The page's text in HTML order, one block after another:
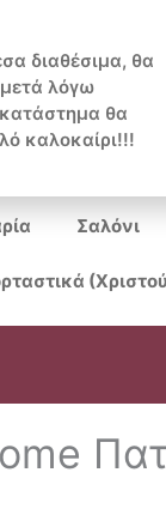
Σαλόνι
διαθέσιμα, θα
λόγω
θα
καλοκαίρι!!!